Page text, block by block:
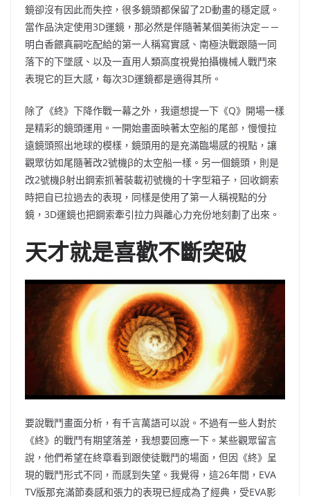
鏡卻沒有因此而失控，很多鏡頭都保留了2D動畫的穩定感。
當作品決定使用3D運鏡，那必然是伴隨著某個美術決定－－
明白香餵真嗣吃配給的第一人稱寫實感、南極決戰跟隨一同
落下的下墜感、以及一直用人類高度視覺拍攝機械人戰鬥來
表現它的巨大感，每次3D運鏡都是適得其所。
除了《終》下降作戰一幕之外，我還想提一下《Q》開場一樣
是精彩的鏡頭運用。一開始畫面映著太空船的尾部，慢慢拉
遠鏡頭照出地球的模樣，鏡頭用的是充滿臨場感的視點，讓
觀眾彷如尾隨著改2號機β的太空船一樣。另一個鏡頭，則是
改2號機β射出鋼索抓著裝載初號機的十字型箱子，回收鋼索
時把自已拉過去的表現，同樣是使用了第一人稱視點的分
鏡，3D運鏡也把鋼索牽引拉力與離心力充份地刻劃了出來。
天才就是喜歡不斷突破
要說戰鬥畫面分析，有千言萬語可以說。不過有一些人對於
《終》的戰鬥有期望落差，我想要回應一下。某些觀眾留言
說，他們希望在終章看到跟使徒戰鬥的場面，但因《終》呈
現的戰鬥形式不同，而感到失望。我覺得，這26年間，EVA
TV版那充滿節奏感和張力的表現已經成為了經典，受EVA影